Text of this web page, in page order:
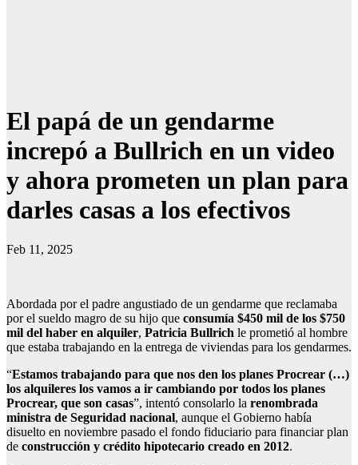
El papá de un gendarme
increpó a Bullrich en un video
y ahora prometen un plan para
darles casas a los efectivos
Feb 11, 2025
Abordada por el padre angustiado de un gendarme que reclamaba
por el sueldo magro de su hijo que consumía $450 mil de los $750
mil del haber en alquiler, Patricia Bullrich le prometió al hombre
que estaba trabajando en la entrega de viviendas para los gendarmes.
“Estamos trabajando para que nos den los planes Procrear (…)
los alquileres los vamos a ir cambiando por todos los planes
Procrear, que son casas”, intentó consolarlo la renombrada
ministra de Seguridad nacional, aunque el Gobierno había
disuelto en noviembre pasado el fondo fiduciario para financiar plan
de construcción y crédito hipotecario creado en 2012.